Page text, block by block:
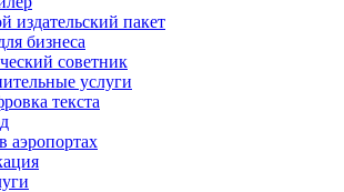
издательский пакет
бизнеса
советник
услуги
текста
аэропортах